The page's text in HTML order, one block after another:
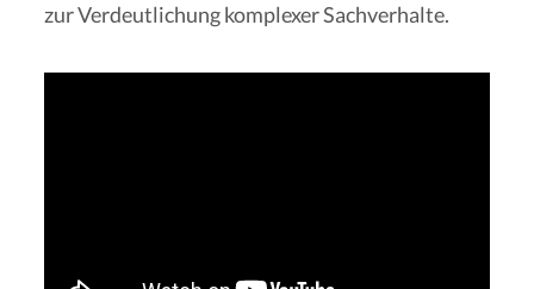
zur Verdeutlichung komplexer Sachverhalte.